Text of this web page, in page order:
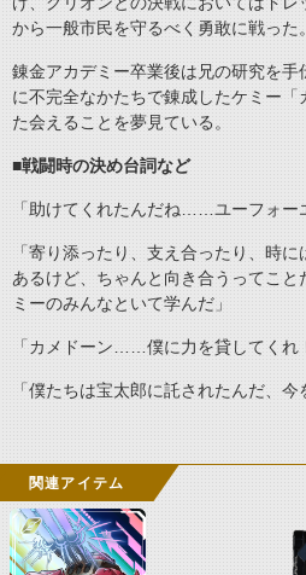
から一般市民を守るべく勇敢に戦った。
錬金アカデミー卒業後は兄の研究を手
に不完全なかたちで錬成したケミー「
た会えることを夢見ている。
■戦闘時の決め台詞など
「助けてくれたんだね……ユーフォ
「寄り添ったり、支え合ったり、時
あるけど、ちゃんと向き合うってこと
ミーのみんなといて学んだ」
「カメドーン……僕に力を貸してくれ
「僕たちは宝太郎に託されたんだ、今
関連アイテム